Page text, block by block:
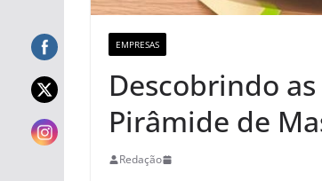
EMPRESAS
Descobrindo
Pirâmide de
Redação